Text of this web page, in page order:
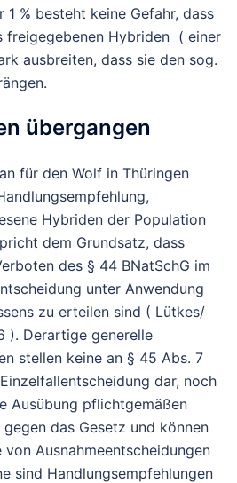
% besteht keine Gefahr, dass
freigegebenen Hybriden ( einer
ausbreiten, dass sie den sog.
übergangen
für den Wolf in Thüringen
Hybriden der Population
dem Grundsatz, dass
des § 44 BNatSchG im
unter Anwendung
zu erteilen sind ( Lütkes/
). Derartige generelle
stellen keine an § 45 Abs. 7
dar, noch
Ausübung pflichtgemäßen
das Gesetz und können
Ausnahmeentscheidungen
sind Handlungsempfehlungen